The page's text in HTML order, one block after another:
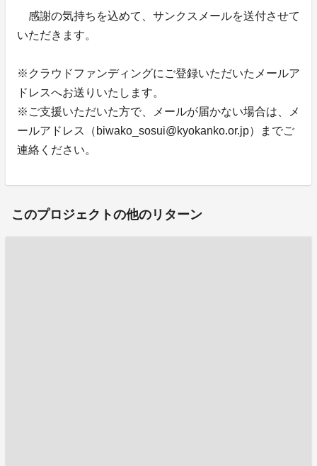
感謝の気持ちを込めて、サンクスメールを送付させて
いただきます。
※クラウドファンディングにご登録いただいたメールア
ドレスへお送りいたします。
※ご支援いただいた方で、メールが届かない場合は、メ
ールアドレス（biwako_sosui@kyokanko.or.jp）までご
連絡ください。
このプロジェクトの他のリターン